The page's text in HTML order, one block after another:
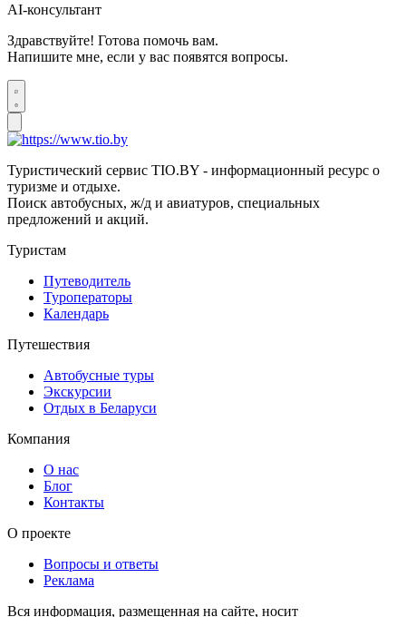
AI-консультант
Здравствуйте! Готова помочь вам.
Напишите мне, если у вас появятся вопросы.
Туристический сервис TIO.BY - информационный ресурс о
туризме и отдыхе.
Поиск автобусных, ж/д и авиатуров, специальных
предложений и акций.
Туристам
Путеводитель
Туроператоры
Календарь
Путешествия
Автобусные туры
Экскурсии
Отдых в Беларуси
Компания
О нас
Блог
Контакты
О проекте
Вопросы и ответы
Реклама
Вся информация, размещенная на сайте, носит